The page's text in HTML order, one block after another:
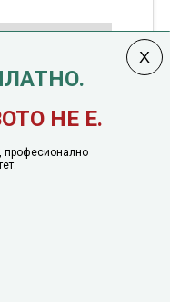
задржани |
НЕ Е.
професионално